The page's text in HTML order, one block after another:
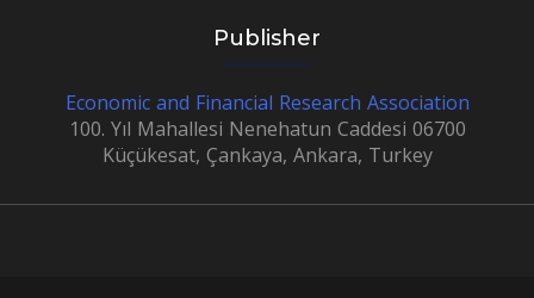
Publisher
Economic and Financial Research Association
100. Yıl Mahallesi Nenehatun Caddesi 06700
Küçükesat, Çankaya, Ankara, Turkey